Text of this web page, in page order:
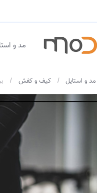
مد و
مد و استایل کیف و کفش